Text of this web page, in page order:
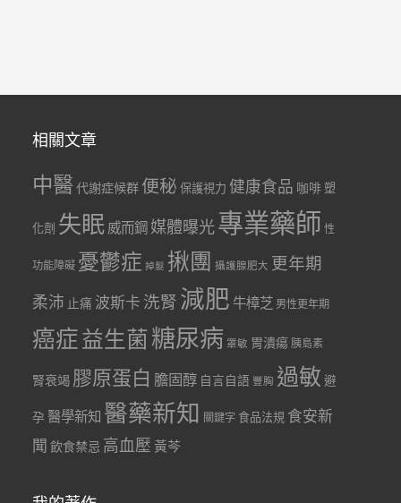
相關文章
中醫代謝症候群 便秘 保護視力 健康食品 咖啡 塑
化劑 失眠 威而鋼 媒體曝光專業藥師 性
功能障礙 憂鬱症 掉髮 揪團 攝護腺肥大 更年期
柔沛 止痛 波斯卡 洗腎 減肥 牛樟芝 男性更年期
癌症益生菌 糖尿病 罩敏 胃潰瘍 胰島素
腎衰竭 膠原蛋白 膽固醇 自言自語 豐胸 過敏 避
孕 醫學新知 醫藥新知 關鍵字 食品法規 食安新
聞 飲食禁忌 高血壓 黃芩